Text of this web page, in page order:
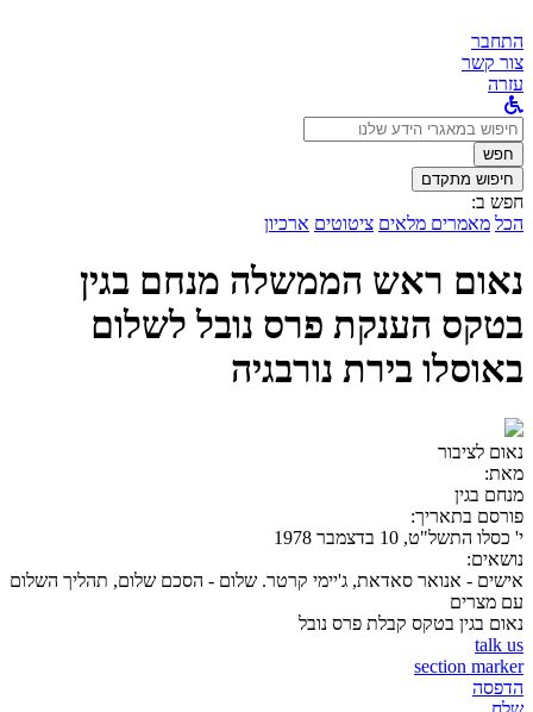
התחבר
צור קשר
עזרה
לחפש
ב:חפש
חיפוש מתקדם
חפש ב:
הכל מאמרים מלאים ציטוטים ארכיון
נאום ראש הממשלה מנחם בגין
בטקס הענקת פרס נובל לשלום
באוסלו בירת נורבגיה
נאום לציבור
מאת:
מנחם בגין
פורסם בתאריך:
י' כסלו התשל"ט, 10 בדצמבר 1978
נושאים:
אישים - אנואר סאדאת, ג'יימי קרטר. שלום - הסכם שלום, תהליך השלום
עם מצרים
נאום בגין בטקס קבלת פרס נובל
talk us
section marker
הדפסה